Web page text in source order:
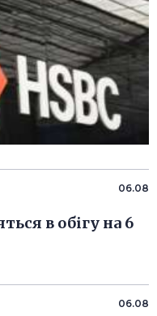
06.08
в обігу на 6
06.08